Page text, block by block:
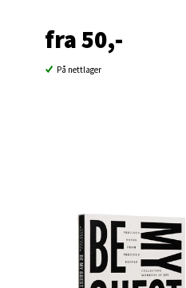
fra 50,-
På nettlager